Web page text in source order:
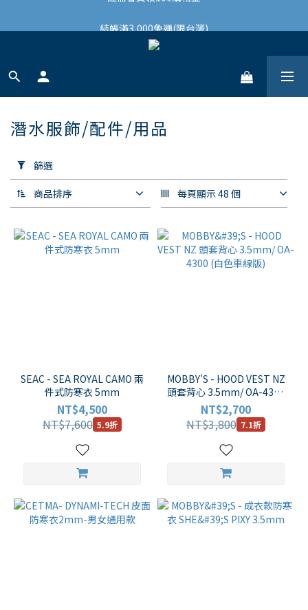
註冊會員領100購物金
用
篩
選
價格
(NT$)
牌
TRYGONS
SUUNTO
SPORASUB
SEAC
(10)
潛水服飾/配件/用品
篩選
商品排序 每頁顯示 48 個
SEAC - SEA ROYAL CAMO 兩
件式防寒衣 5mm
NT$4,500
NT$7,600 5.9折
MOBBY'S - HOOD VEST NZ
頭套背心 3.5mm/ OA-4300
(白色車線版)
NT$2,700
NT$3,800 7.1折